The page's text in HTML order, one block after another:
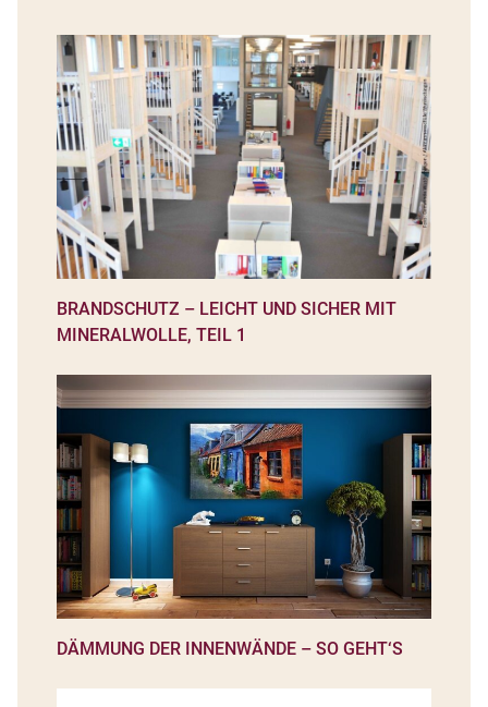
BRANDSCHUTZ – LEICHT UND SICHER MIT
MINERALWOLLE, TEIL 1
DÄMMUNG DER INNENWÄNDE – SO GEHT‘S